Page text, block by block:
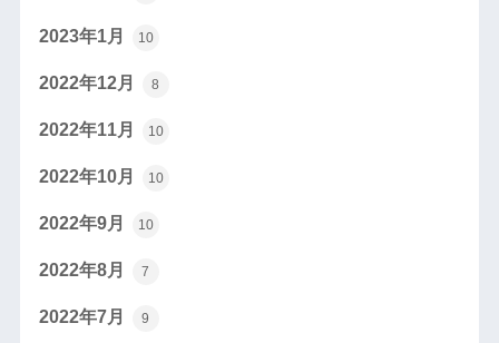
2023年1月 10
2022年12月 8
2022年11月 10
2022年10月 10
2022年9月 10
2022年8月 7
2022年7月 9